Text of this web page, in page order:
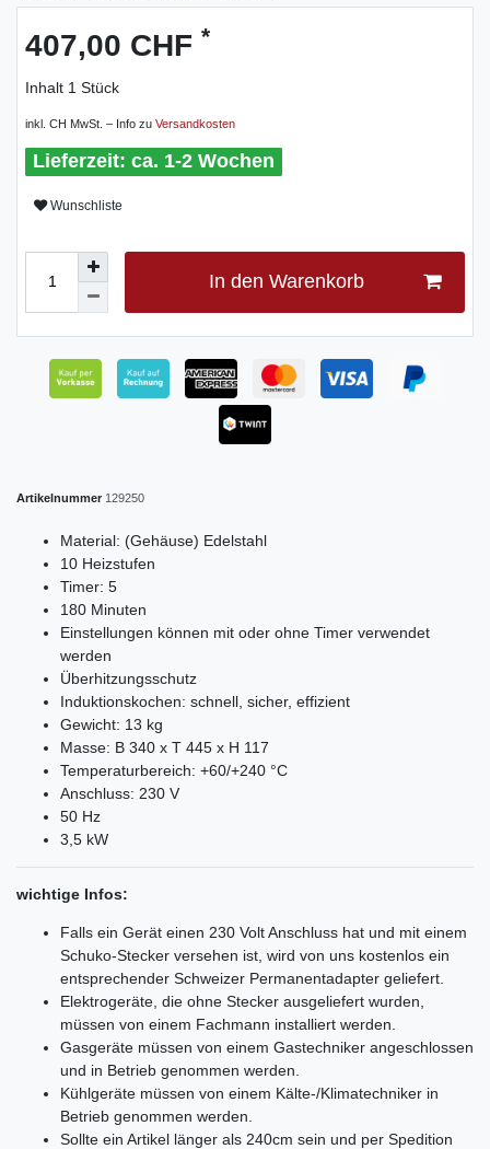
407,00 CHF *
Inhalt 1 Stück
inkl. CH MwSt. – Info zu Versandkosten
ca. 1-2 Wochen
Wunschliste
In den Warenkorb
Artikelnummer 129250
Material: (Gehäuse) Edelstahl
10 Heizstufen
Timer: 5
180 Minuten
Einstellungen können mit oder ohne Timer verwendet
werden
Überhitzungsschutz
Induktionskochen: schnell, sicher, effizient
Gewicht: 13 kg
Masse: B 340 x T 445 x H 117
Temperaturbereich: +60/+240 °C
Anschluss: 230 V
50 Hz
3,5 kW
wichtige Infos:
Falls ein Gerät einen 230 Volt Anschluss hat und mit einem
Schuko-Stecker versehen ist, wird von uns kostenlos ein
entsprechender Schweizer Permanentadapter geliefert.
Elektrogeräte, die ohne Stecker ausgeliefert wurden,
müssen von einem Fachmann installiert werden.
Gasgeräte müssen von einem Gastechniker angeschlossen
und in Betrieb genommen werden.
Kühlgeräte müssen von einem Kälte-/Klimatechniker in
Betrieb genommen werden.
Sollte ein Artikel länger als 240cm sein und per Spedition